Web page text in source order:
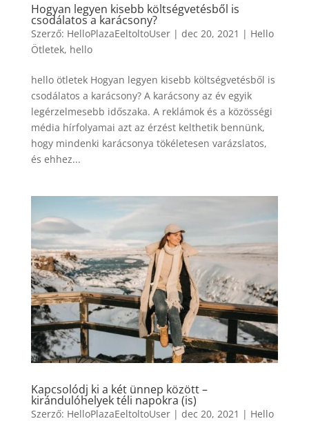
Hogyan legyen kisebb költségvetésből is
csodálatos a karácsony?
Szerző: HelloPlazaEeltoltoUser| dec 20, 2021 | Hello
Ötletek, hello
hello ötletek Hogyan legyen kisebb költségvetésből is
csodálatos a karácsony? A karácsony az év egyik
legérzelmesebb időszaka. A reklámok és a közösségi
média hírfolyamai azt az érzést kelthetik bennünk,
hogy mindenki karácsonya tökéletesen varázslatos,
és ehhez...
Kapcsolódj ki a két ünnep között –
kirándulóhelyek téli napokra (is)
Szerző: HelloPlazaEeltoltoUser| dec 20, 2021 | Hello